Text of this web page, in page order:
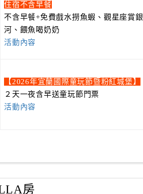
住宿不含早餐
不含早餐+免費戲水撈魚蝦、觀星座賞銀
河、餵魚喝奶奶
活動內容
【2026年宜蘭國際童玩節暨粉紅城堡】
２天一夜含早送童玩節門票
活動內容
房